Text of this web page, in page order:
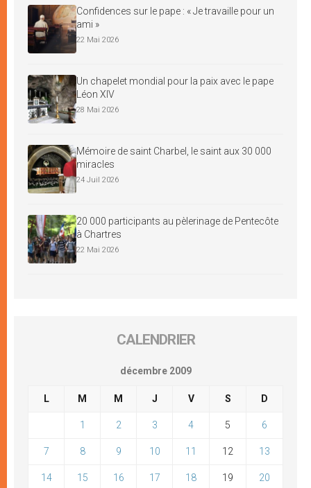
Confidences sur le pape : « Je travaille pour un
ami »
22 Mai 2026
Un chapelet mondial pour la paix avec le pape
Léon XIV
28 Mai 2026
Mémoire de saint Charbel, le saint aux 30 000
miracles
24 Juil 2026
20 000 participants au pèlerinage de Pentecôte
à Chartres
22 Mai 2026
CALENDRIER
décembre 2009
L M M J V S D
1 2 3 4 5 6
7 8 9 10 11 12 13
14 15 16 17 18 19 20